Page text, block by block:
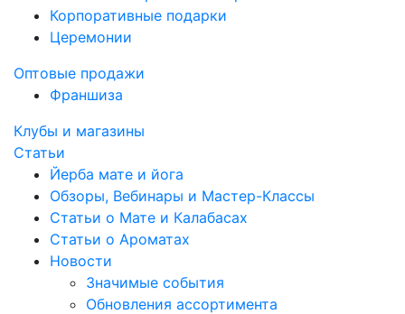
Корпоративные подарки
Церемонии
Оптовые продажи
Франшиза
Клубы и магазины
Статьи
Йерба мате и йога
Обзоры, Вебинары и Мастер-Классы
Статьи о Мате и Калабасах
Статьи о Ароматах
Новости
Значимые события
Обновления ассортимента